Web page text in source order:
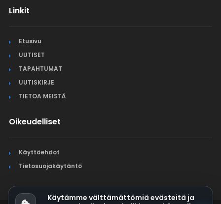
Linkit
Etusivu
UUTISET
TAPAHTUMAT
UUTISKIRJE
TIETOA MEISTÄ
Oikeudelliset
Käyttöehdot
Tietosuojakäytäntö
Käytämme välttämättömiä evästeitä ja